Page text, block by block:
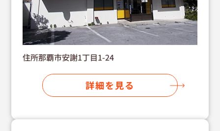
住所那覇市安謝1丁目1-24
詳細を見る